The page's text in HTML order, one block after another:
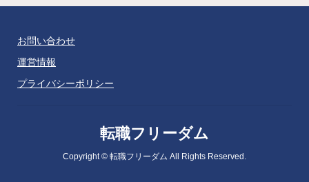
お問い合わせ
運営情報
プライバシーポリシー
転職フリーダム
Copyright © 転職フリーダム All Rights Reserved.